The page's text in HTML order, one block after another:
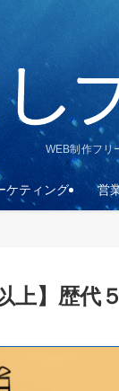
WEB制作フリ
ケティング 営
上】歴